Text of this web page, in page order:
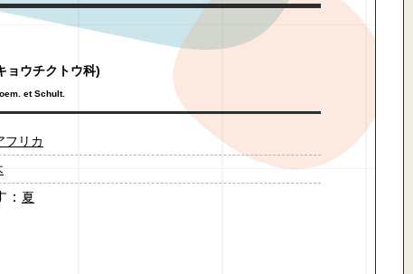
ョウチクトウ科)
et Schult.
フリカ
夏